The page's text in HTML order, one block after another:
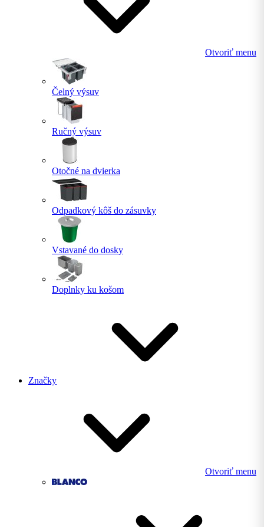
Otvoriť menu
Čelný výsuv
Ručný výsuv
Otočné na dvierka
Odpadkový kôš do zásuvky
Vstavané do dosky
Doplnky ku košom
Značky
Otvoriť menu